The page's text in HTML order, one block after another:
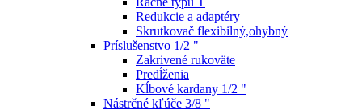
Redukcie a adaptéry
Skrutkovač flexibilný,ohybný
Príslušenstvo 1/2 "
Zakrivené rukoväte
Predĺženia
Kĺbové kardany 1/2 "
Nástrčné kľúče 3/8 "